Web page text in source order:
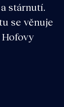
stárnutí.
se věnuje